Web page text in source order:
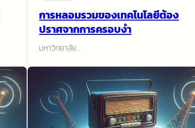
การหลอมรวมของเทคโนโลยีต้อง
ปราศจากการครอบงำ
มหาวิทยาลัย…